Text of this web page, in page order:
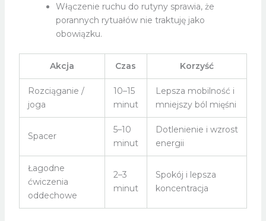
Włączenie ruchu do rutyny sprawia, że
porannych rytuałów nie traktuję jako
obowiązku.
Akcja Czas Korzyść
Rozciąganie /
joga
10–15
minut
Lepsza mobilność i
mniejszy ból mięśni
Spacer
5–10
minut
Dotlenienie i wzrost
energii
Łagodne
ćwiczenia
oddechowe
2–3
minut
Spokój i lepsza
koncentracja